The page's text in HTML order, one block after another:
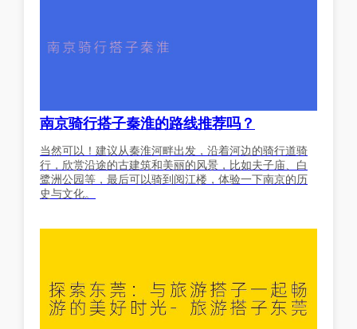
南京骑行搭子秦淮的路线推荐吗？
当然可以！建议从秦淮河畔出发，沿着河边的骑行道骑
行，欣赏沿途的古建筑和美丽的风景，比如夫子庙、白
鹭洲公园等，最后可以骑到阅江楼，体验一下南京的历
史与文化。